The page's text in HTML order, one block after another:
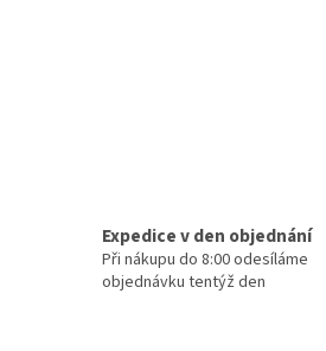
Expedice v den objednání
Při nákupu do 8:00 odesíláme
objednávku tentýž den